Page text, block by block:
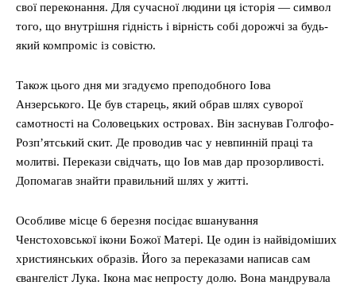
свої переконання. Для сучасної людини ця історія — символ
того, що внутрішня гідність і вірність собі дорожчі за будь-
який компроміс із совістю.
Також цього дня ми згадуємо преподобного Іова
Анзерського. Це був старець, який обрав шлях суворої
самотності на Соловецьких островах. Він заснував Голгофо-
Розп’ятський скит. Де проводив час у невпинній праці та
молитві. Перекази свідчать, що Іов мав дар прозорливості.
Допомагав знайти правильний шлях у житті.
Особливе місце 6 березня посідає вшанування
Ченстоховської ікони Божої Матері. Це один із найвідоміших
християнських образів. Його за переказами написав сам
євангеліст Лука. Ікона має непросту долю. Вона мандрувала